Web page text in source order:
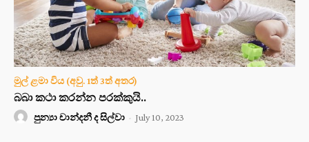
මුල් ළමා විය (අවු. 1ත් 3ත් අතර)
බබා කථා කරන්න පරක්කුයි..
පුන්‍යා චාන්දනී ද සිල්වා - July 10, 2023